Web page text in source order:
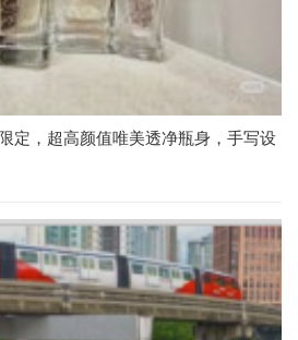
定，超高颜值唯美透净瓶身，手写设